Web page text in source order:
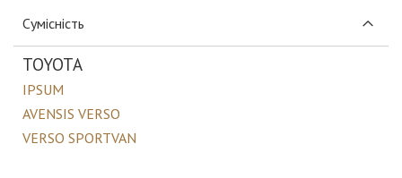
Сумісність
TOYOTA
IPSUM
AVENSIS VERSO
VERSO SPORTVAN